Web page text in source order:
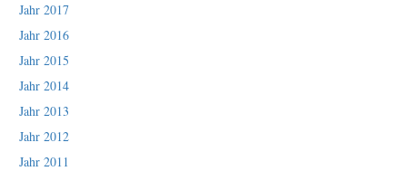
Jahr 2017
Jahr 2016
Jahr 2015
Jahr 2014
Jahr 2013
Jahr 2012
Jahr 2011